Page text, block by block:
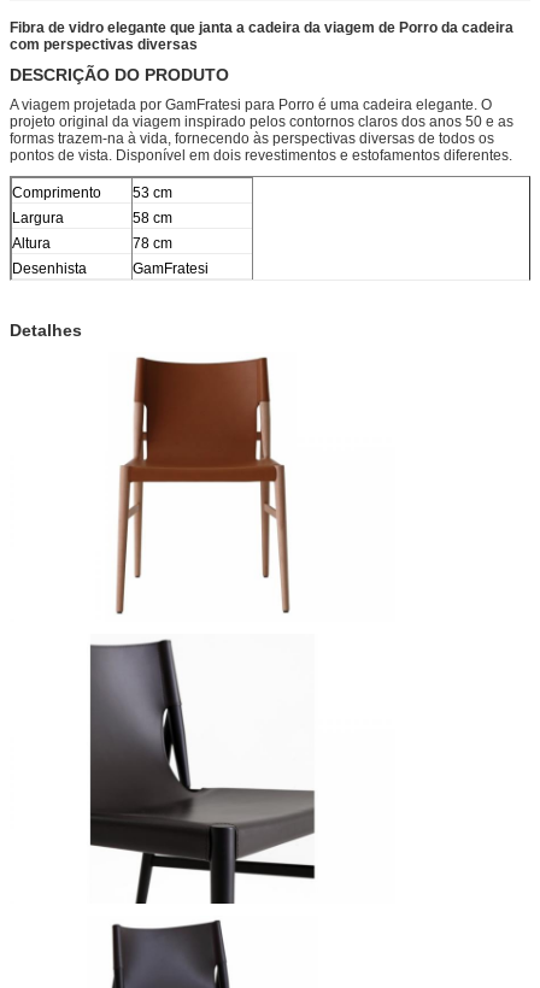
Fibra de vidro elegante que janta a cadeira da viagem de Porro da cadeira
com perspectivas diversas
DESCRIÇÃO DO PRODUTO
A viagem projetada por GamFratesi para Porro é uma cadeira elegante. O
projeto original da viagem inspirado pelos contornos claros dos anos 50 e as
formas trazem-na à vida, fornecendo às perspectivas diversas de todos os
pontos de vista. Disponível em dois revestimentos e estofamentos diferentes.
Comprimento
53 cm
Largura
58 cm
Altura
78 cm
Desenhista
GamFratesi
Detalhes